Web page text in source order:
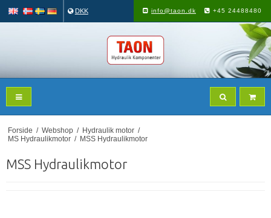
DKK info@taon.dk +45 24488480
Forside / Webshop / Hydraulik motor /
MS Hydraulikmotor / MSS Hydraulikmotor
MSS Hydraulikmotor